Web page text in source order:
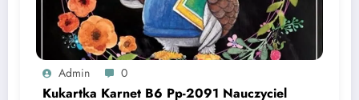
Admin 0
Kukartka Karnet B6 Pp-2091 Nauczyciel